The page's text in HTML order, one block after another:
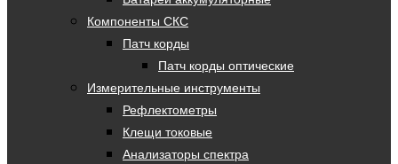
Компоненты СКС
Патч корды
Патч корды оптические
Измерительные инструменты
Рефлектометры
Клещи токовые
Анализаторы спектра